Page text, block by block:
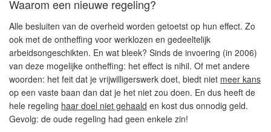
Waarom een nieuwe regeling?
Alle besluiten van de overheid worden getoetst op hun effect. Zo
ook met de ontheffing voor werklozen en gedeeltelijk
arbeidsongeschikten. En wat bleek? Sinds de invoering (in 2006)
van deze mogelijke ontheffing: het effect is nihil. Of met andere
woorden: het feit dat je vrijwilligerswerk doet, biedt niet meer kans
op een vaste baan dan dat je het niet zou doen. En dus heeft de
hele regeling haar doel niet gehaald en kost dus onnodig geld.
Gevolg: de oude regeling had geen enkele zin!